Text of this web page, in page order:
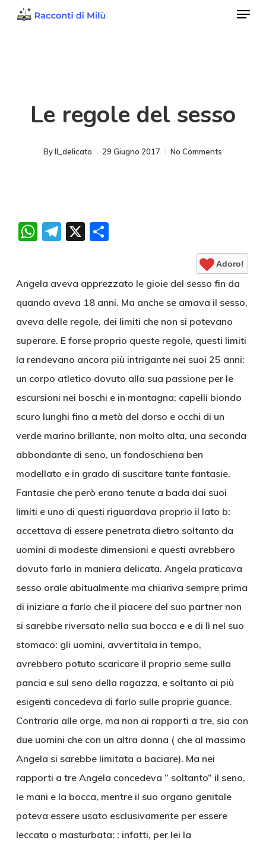
Menu
Le regole del sesso
By Il_delicato 29 Giugno 2017 No Comments
WhatsApp
Telegram
X Condividi
Adoro!
Angela aveva apprezzato le gioie del sesso fin da
quando aveva 18 anni. Ma anche se amava il sesso,
aveva delle regole, dei limiti che non si potevano
superare. E forse proprio queste regole, questi limiti
la rendevano ancora più intrigante nei suoi 25 anni:
un corpo atletico dovuto alla sua passione per le
escursioni nei boschi e in montagna; capelli biondo
scuro lunghi fino a metà del dorso e occhi di un
verde marino brillante, non molto alta, una seconda
abbondante di seno, un fondoschiena ben
modellato e in grado di suscitare tante fantasie.
Fantasie che però erano tenute a bada dai suoi
limiti e uno di questi riguardava proprio il lato b:
accettava di essere penetrata dietro soltanto da
uomini di modeste dimensioni e questi avrebbero
dovuto farlo in maniera delicata. Angela praticava
sesso orale abitualmente ma chiariva sempre prima
di iniziare a farlo che il piacere del suo partner non
si sarebbe riversato nella sua bocca e e di lì nel suo
stomaco: gli uomini, avvertitala in tempo,
avrebbero potuto scaricare il proprio seme sulla
pancia e sul seno della ragazza, e soltanto ai più
esigenti concedeva di farlo sulle proprie guance.
Contraria alle orge, ma non ai rapporti a tre, sia con
due uomini che con un altra donna ( che al massimo
Angela si sarebbe limitata a baciare). Ma nei
rapporti a tre Angela concedeva ” soltanto” il seno,
le mani e la bocca, mentre il suo organo genitale
poteva essere usato esclusivamente per essere
leccata o masturbata: : infatti, per lei la